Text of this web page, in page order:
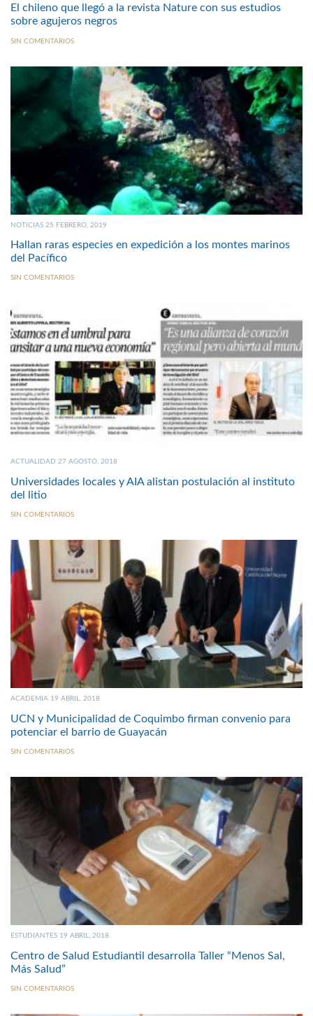
El chileno que llegó a la revista Nature con sus estudios
sobre agujeros negros
SIN COMENTARIOS
NOTICIAS 25 FEBRERO, 2019
Hallan raras especies en expedición a los montes marinos
del Pacífico
SIN COMENTARIOS
ACTUALIDAD 27 AGOSTO, 2018
Universidades locales y AIA alistan postulación al instituto
del litio
SIN COMENTARIOS
ACADEMIA 19 ABRIL, 2018
UCN y Municipalidad de Coquimbo firman convenio para
potenciar el barrio de Guayacán
SIN COMENTARIOS
ESTUDIANTES 19 ABRIL, 2018
Centro de Salud Estudiantil desarrolla Taller “Menos Sal,
Más Salud”
SIN COMENTARIOS